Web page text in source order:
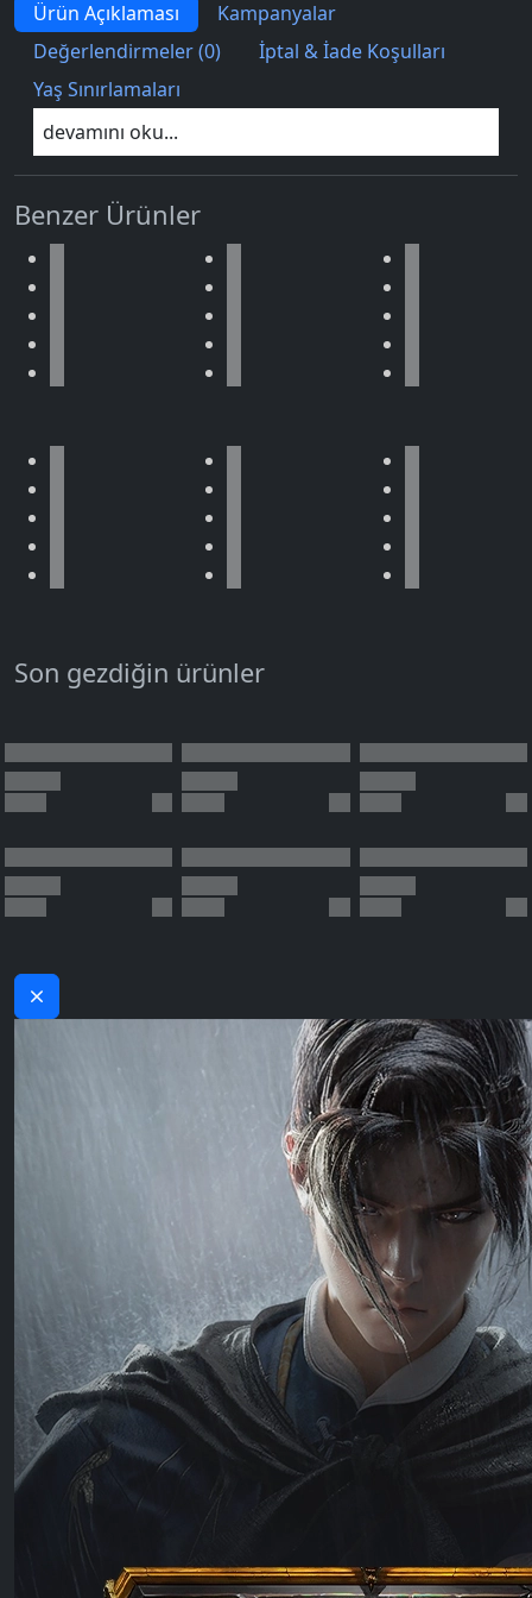
Ürün Açıklaması
Kampanyalar
Değerlendirmeler (0)
İptal & İade Koşulları
Yaş Sınırlamaları
devamını oku...
Benzer Ürünler
Son gezdiğin ürünler